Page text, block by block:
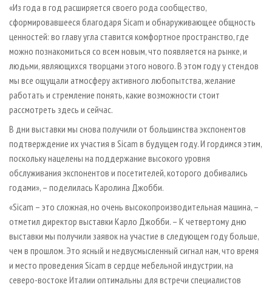
«Из года в год расширяется своего рода сообщество,
сформировавшееся благодаря Sicam и обнаруживающее общность
ценностей: во главу угла ставится комфортное пространство, где
можно познакомиться со всем новым, что появляется на рынке, и
людьми, являющихся творцами этого нового. В этом году у стендов
мы все ощущали атмосферу активного любопытства, желание
работать и стремление понять, какие возможности стоит
рассмотреть здесь и сейчас.
В дни выставки мы снова получили от большинства экспонентов
подтверждение их участия в Sicam в будущем году. И гордимся этим,
поскольку нацелены на поддержание высокого уровня
обслуживания экспонентов и посетителей, которого добивались
годами», – поделилась Каролина Джобби.
«Sicam – это сложная, но очень высокопроизводительная машина, –
отметил директор выставки Карло Джобби. – К четвертому дню
выставки мы получили заявок на участие в следующем году больше,
чем в прошлом. Это ясный и недвусмысленный сигнал нам, что время
и место проведения Sicam в сердце мебельной индустрии, на
северо-востоке Италии оптимальны для встречи специалистов